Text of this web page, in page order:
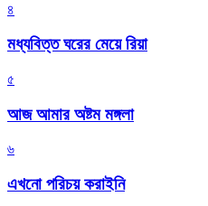
৪
মধ্যবিত্ত ঘরের মেয়ে রিয়া
৫
আজ আমার অষ্টম মঙ্গলা
৬
এখনো পরিচয় করাইনি